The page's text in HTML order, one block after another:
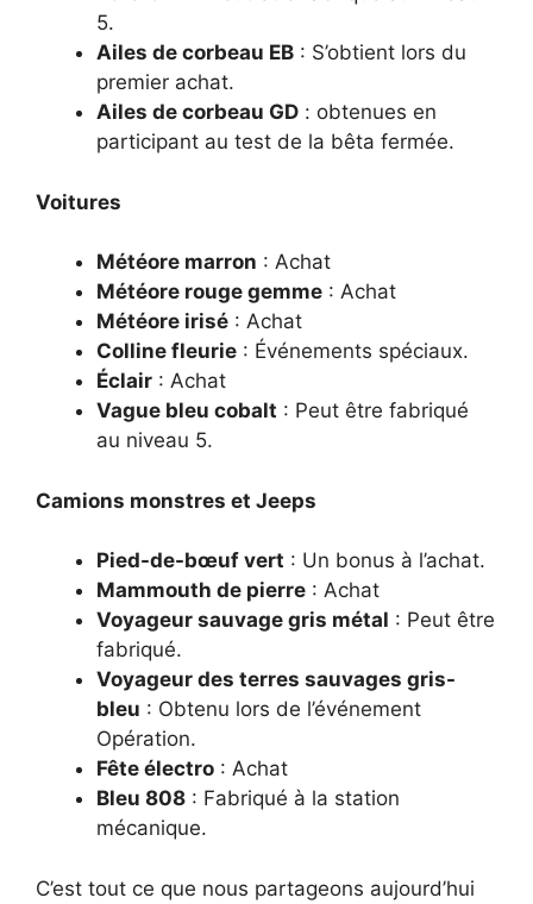
5.
Ailes de corbeau EB : S’obtient lors du
premier achat.
Ailes de corbeau GD : obtenues en
participant au test de la bêta fermée.
Voitures
Météore marron : Achat
Météore rouge gemme : Achat
Météore irisé : Achat
Colline fleurie : Événements spéciaux.
Éclair : Achat
Vague bleu cobalt : Peut être fabriqué
au niveau 5.
Camions monstres et Jeeps
Pied-de-bœuf vert : Un bonus à l’achat.
Mammouth de pierre : Achat
Voyageur sauvage gris métal : Peut être
fabriqué.
Voyageur des terres sauvages gris-
bleu : Obtenu lors de l’événement
Opération.
Fête électro : Achat
Bleu 808 : Fabriqué à la station
mécanique.
C’est tout ce que nous partageons aujourd’hui